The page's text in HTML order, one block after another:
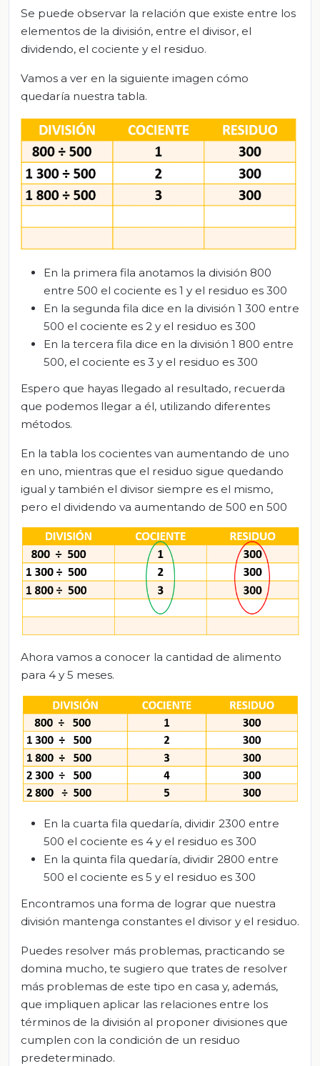
Se puede observar la relación que existe entre los
elementos de la división, entre el divisor, el
dividendo, el cociente y el residuo.
Vamos a ver en la siguiente imagen cómo
quedaría nuestra tabla.
En la primera fila anotamos la división 800
entre 500 el cociente es 1 y el residuo es 300
En la segunda fila dice en la división 1 300 entre
500 el cociente es 2 y el residuo es 300
En la tercera fila dice en la división 1 800 entre
500, el cociente es 3 y el residuo es 300
Espero que hayas llegado al resultado, recuerda
que podemos llegar a él, utilizando diferentes
métodos.
En la tabla los cocientes van aumentando de uno
en uno, mientras que el residuo sigue quedando
igual y también el divisor siempre es el mismo,
pero el dividendo va aumentando de 500 en 500
Ahora vamos a conocer la cantidad de alimento
para 4 y 5 meses.
En la cuarta fila quedaría, dividir 2300 entre
500 el cociente es 4 y el residuo es 300
En la quinta fila quedaría, dividir 2800 entre
500 el cociente es 5 y el residuo es 300
Encontramos una forma de lograr que nuestra
división mantenga constantes el divisor y el residuo.
Puedes resolver más problemas, practicando se
domina mucho, te sugiero que trates de resolver
más problemas de este tipo en casa y, además,
que impliquen aplicar las relaciones entre los
términos de la división al proponer divisiones que
cumplen con la condición de un residuo
predeterminado.